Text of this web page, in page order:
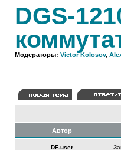
DGS-
Модераторы: Victor Kolosov,
Автор
DF-user